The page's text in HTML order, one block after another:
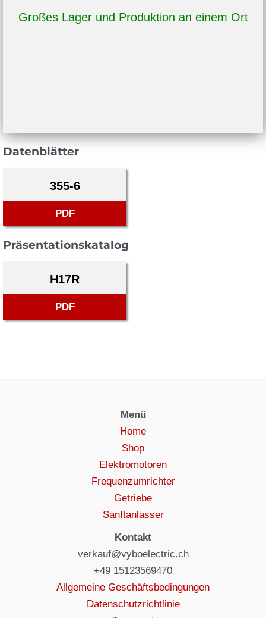
Großes Lager und Produktion an einem Ort
Datenblätter
355-6
PDF
Präsentationskatalog
H17R
PDF
Menü
Home
Shop
Elektromotoren
Frequenzumrichter
Getriebe
Sanftanlasser
Kontakt
verkauf@vyboelectric.ch
+49 15123569470
Allgemeine Geschäftsbedingungen
Datenschutzrichtlinie